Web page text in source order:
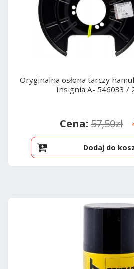
Oryginalna osłona tarczy
Insignia A- 546033 /
57,50zł
Dodaj do